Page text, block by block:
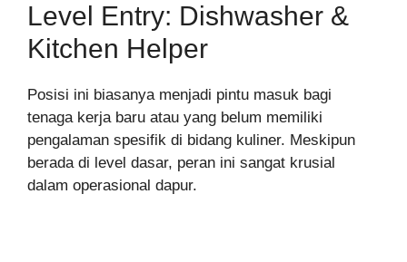
Level Entry: Dishwasher &
Kitchen Helper
Posisi ini biasanya menjadi pintu masuk bagi
tenaga kerja baru atau yang belum memiliki
pengalaman spesifik di bidang kuliner. Meskipun
berada di level dasar, peran ini sangat krusial
dalam operasional dapur.